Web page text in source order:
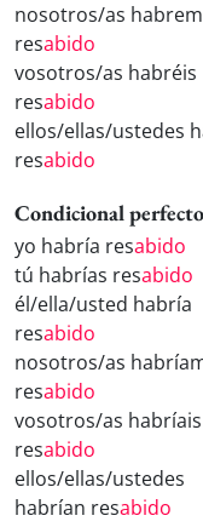
nosotros/as
resabido
vosotros/as habréis
resabido
ellos/ellas/ustedes
resabido
Condicional perfecto
yo habría resabido
tú habrías resabido
él/ella/usted habría
resabido
nosotros/as
resabido
vosotros/as habríais
resabido
ellos/ellas/ustedes
habrían resabido